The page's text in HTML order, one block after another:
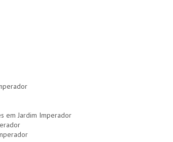
em Jardim Imperador